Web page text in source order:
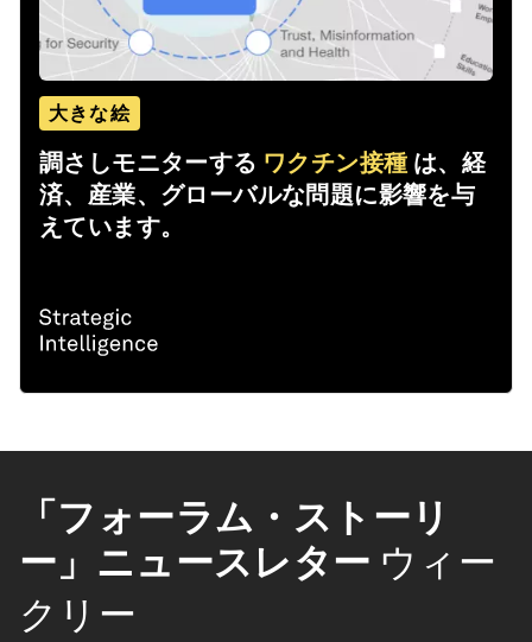
大きな絵
調さしモニターする ワクチン接種 は、経
済、産業、グローバルな問題に影響を与
えています。
「フォーラム・ストーリ
ー」ニュースレター ウィー
クリー